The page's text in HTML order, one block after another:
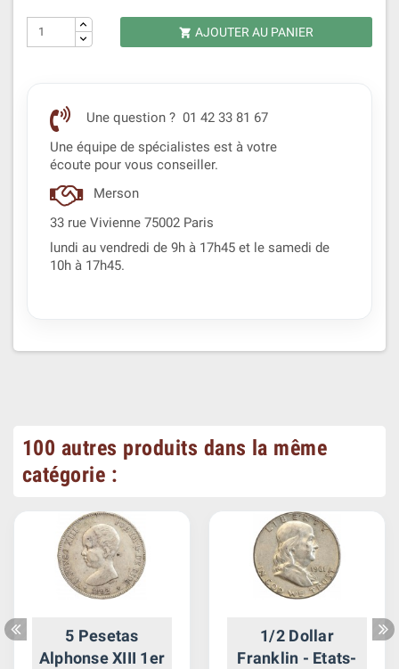
 AJOUTER AU PANIER
Une question ? 01 42 33 81 67
Une équipe de spécialistes est à votre
écoute pour vous conseiller.
Merson
33 rue Vivienne 75002 Paris
lundi au vendredi de 9h à 17h45 et le samedi de
10h à 17h45.
100 autres produits dans la même
catégorie :
5 Pesetas
Alphonse XIII 1er
1/2 Dollar
Franklin - Etats-